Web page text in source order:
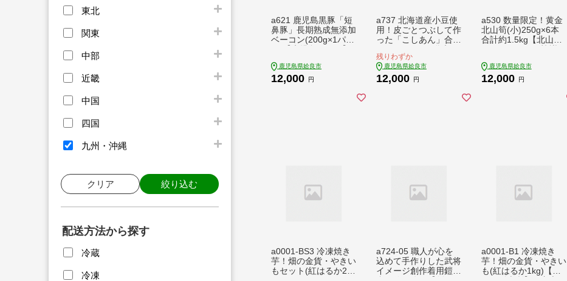
東北
関東
中部
近畿
中国
四国
九州・沖縄
クリア 絞り込む
配送方法から探す
冷蔵
冷凍
a621 鹿児島黒豚「短
鼻豚」長期熟成無添加
ベーコン(200g×1パッ
ブロック 無添加 長期
熟成 おつまみ 冷凍 黒
鹿児島県姶良市
12,000 円
a737 北海道産小豆使
用！皮ごとつぶして作
った「こしあん」合計
り)【蒲生農産加工】
姶良市 餡子 あんこ
残りわずか
鹿児島県姶良市
12,000 円
a530 数量限定！黄金
北山筍(小)250g×6本
合計約1.5kg【北山校
のこ タケノコ 小分け
瓶詰め 水煮 野菜
鹿児島県姶良市
12,000 円
a0001-BS3 冷凍焼き
芋！畑の金貨・やきい
もセット(紅はるか2k
a724-05 職人が心を
込めて手作りした武将
イメージ創作着用鎧＜
a0001-B1 冷凍焼き
芋！畑の金貨・やきい
も(紅はるか1kg)【甘